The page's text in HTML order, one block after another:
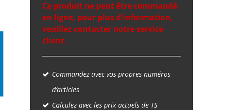
Ce produit ne peut être commandé
en ligne, pour plus d'information,
veuillez contacter notre service
client.
Commandez avec vos propres numéros
d’articles
Calculez avec les prix actuels de TS